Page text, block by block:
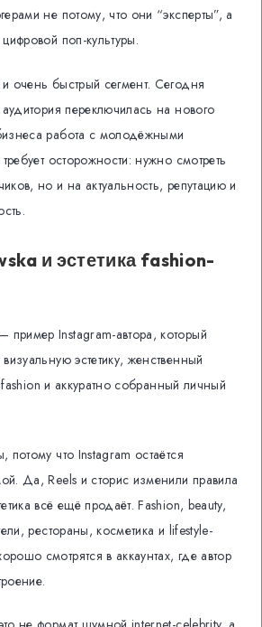
не потому, что они “эксперты”, а
поп-культуры.
очень быстрый сегмент. Сегодня
аудитория переключилась на нового
работа с молодёжными
осторожности: нужно смотреть
но и на актуальность, репутацию и
и эстетика fashion-
пример Instagram-автора, который
эстетику, женственный
и аккуратно собранный личный
потому что Instagram остаётся
Да, Reels и сторис изменили правила
всё ещё продаёт. Fashion, beauty,
рестораны, косметика и lifestyle-
смотрятся в аккаунтах, где автор